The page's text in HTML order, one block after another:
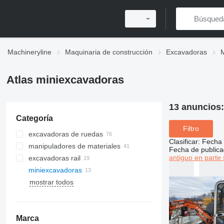
Machineryline Maquinaria de construcción Excavadoras
Atlas miniexcavadoras
Categoría
excavadoras de ruedas
manipuladores de materiales
excavadoras rail
miniexcavadoras
mostrar todos
Marca
13 anuncios:
Filtro
Clasificar: Fecha
Fecha de
antiguo en parte